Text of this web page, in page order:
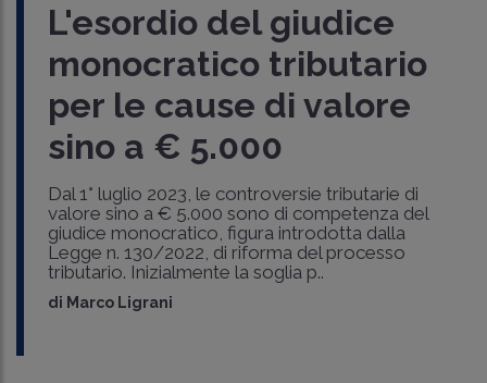
L'esordio del giudice
monocratico tributario
per le cause di valore
sino a € 5.000
Dal 1° luglio 2023, le controversie tributarie di
valore sino a € 5.000 sono di competenza del
giudice monocratico, figura introdotta dalla
Legge n. 130/2022, di riforma del processo
tributario. Inizialmente la soglia p..
di Marco Ligrani